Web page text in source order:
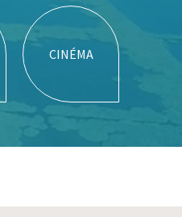
CINÉMA